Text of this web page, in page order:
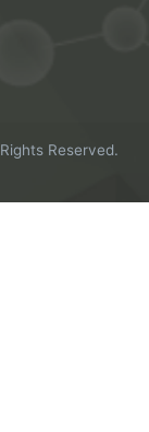
Reserved.